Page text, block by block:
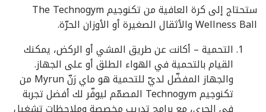
ستحتاج إلى كرة العافية من تكنوجيم The Technogym
Wellness Ball والأثقال الصغيرة أو الأوزان الحرّة.
التحمية – أكانت عن طريق المشي أو الركض، يمكنك
القيام بالتحمية في الهواء الطلق أو على الجهاز.
والجهاز المفضّل لديّ للتحمية هو ماي رَنّ Myrun من
تكنوجيم Technogym المصمّم ليوفّر لك أفضل تجربة